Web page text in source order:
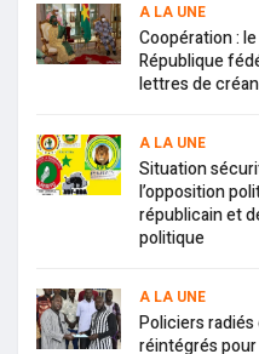
A LA UNE
Coopération :
République
lettres de
A LA UNE
Situation
l’opposition
républicain et
politique
A LA UNE
Policiers radiés
réintégrés